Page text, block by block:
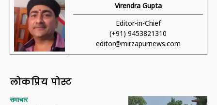
Virendra Gupta
Editor-in-Chief
(+91) 9453821310
editor@mirzapurnews.com
लोकप्रिय पोस्ट
समाचार